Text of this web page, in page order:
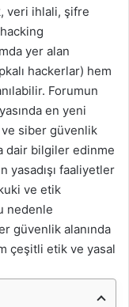
veri ihlali, şifre
yer alan
hackerlar) hem
Forumun
en yeni
siber güvenlik
dair bilgiler edinme
yasadışı faaliyetler
ve etik
nedenle
güvenlik alanında
çeşitli etik ve yasal